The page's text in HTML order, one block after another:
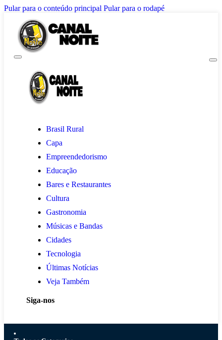
Pular para o conteúdo principal Pular para o rodapé
Brasil Rural
Capa
Empreendedorismo
Educação
Bares e Restaurantes
Cultura
Gastronomia
Músicas e Bandas
Cidades
Tecnologia
Últimas Notícias
Veja Também
Siga-nos